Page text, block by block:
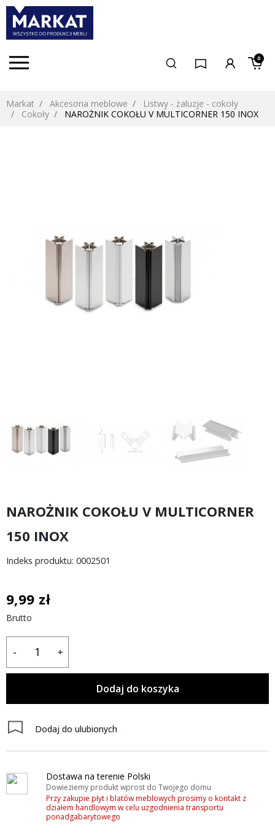
0
Markat Akcesoria meblowe
Listwy - żaluzje - cokoły
Cokoły
NAROŻNIK COKOŁU V MULTICORNER 150 INOX
NAROŻNIK COKOŁU V MULTICORNER
150 INOX
Indeks produktu: 0002501
9,99 zł
Brutto
- +
Dodaj do koszyka
Dodaj do ulubionych
Dostawa na terenie Polski
Dowieziemy produkt wprost do Twojego domu
Przy zakupie płyt i blatów meblowych prosimy o kontakt z
działem handlowym w celu uzgodnienia transportu
ponadgabarytowego